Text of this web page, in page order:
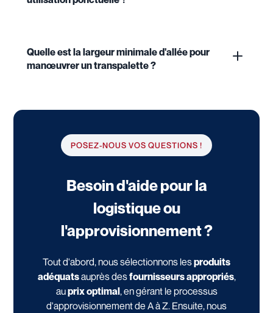
Quelle est la largeur minimale d'allée pour
manœuvrer un transpalette ?
POSEZ-NOUS VOS QUESTIONS !
Besoin d'aide pour la
logistique ou
l'approvisionnement ?
Tout d'abord, nous sélectionnons lesproduits
adéquatsauprès desfournisseurs appropriés,
auprix optimal, en gérant le processus
d'approvisionnement de A à Z. Ensuite, nous